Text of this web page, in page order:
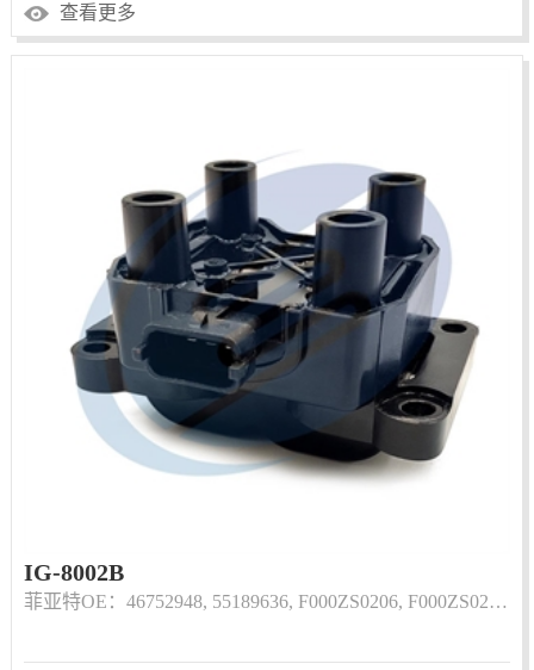
查看更多
IG-8002B
菲亚特OE：46752948, 55189636, F000ZS0206, F000ZS02…